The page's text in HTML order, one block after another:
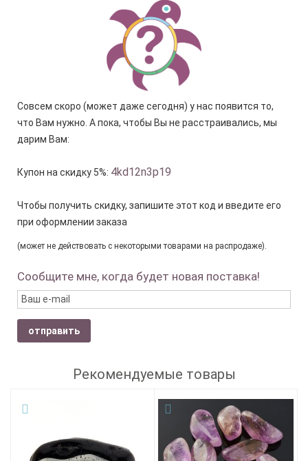
Совсем скоро (может даже сегодня) у нас появится то,
что Вам нужно. А пока, чтобы Вы не расстраивались, мы
дарим Вам:
Купон на скидку 5%: 4kd12n3p19
Чтобы получить скидку, запишите этот код и введите его
при оформлении заказа
(может не действовать с некоторыми товарами на распродаже).
Сообщите мне, когда будет новая поставка!
отправить
Рекомендуемые товары